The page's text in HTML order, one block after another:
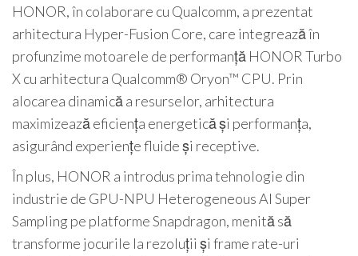
HONOR, în colaborare cu Qualcomm, a prezentat
arhitectura Hyper-Fusion Core, care integrează în
profunzime motoarele de performanță HONOR Turbo
X cu arhitectura Qualcomm® Oryon™ CPU. Prin
alocarea dinamică a resurselor, arhitectura
maximizează eficiența energetică și performanța,
asigurând experiențe fluide și receptive.
În plus, HONOR a introdus prima tehnologie din
industrie de GPU-NPU Heterogeneous AI Super
Sampling pe platforme Snapdragon, menită să
transforme jocurile la rezoluții și frame rate-uri